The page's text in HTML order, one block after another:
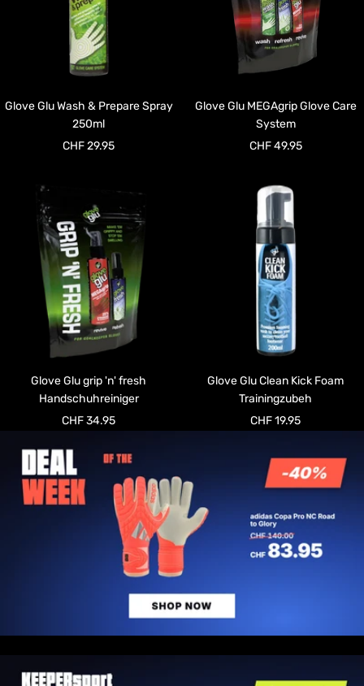
Glove Glu Wash & Prepare Spray
250ml
Angebotspreis
CHF 29.95
Glove Glu MEGAgrip Glove Care
System
Angebotspreis
CHF 49.95
Glove Glu grip 'n' fresh
Handschuhreiniger
Angebotspreis
CHF 34.95
Glove Glu Clean Kick Foam
Trainingzubeh
Angebotspreis
CHF 19.95